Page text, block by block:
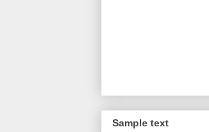
Sample text